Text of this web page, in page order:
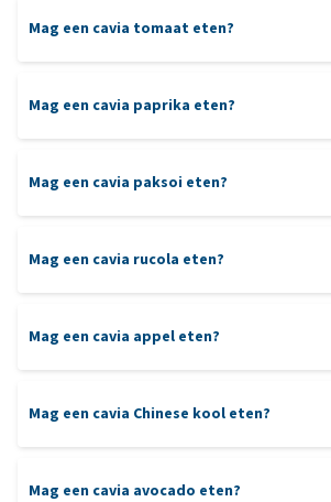
Mag een cavia tomaat eten?
Mag een cavia paprika eten?
Mag een cavia paksoi eten?
Mag een cavia rucola eten?
Mag een cavia appel eten?
Mag een cavia Chinese kool eten?
Mag een cavia avocado eten?